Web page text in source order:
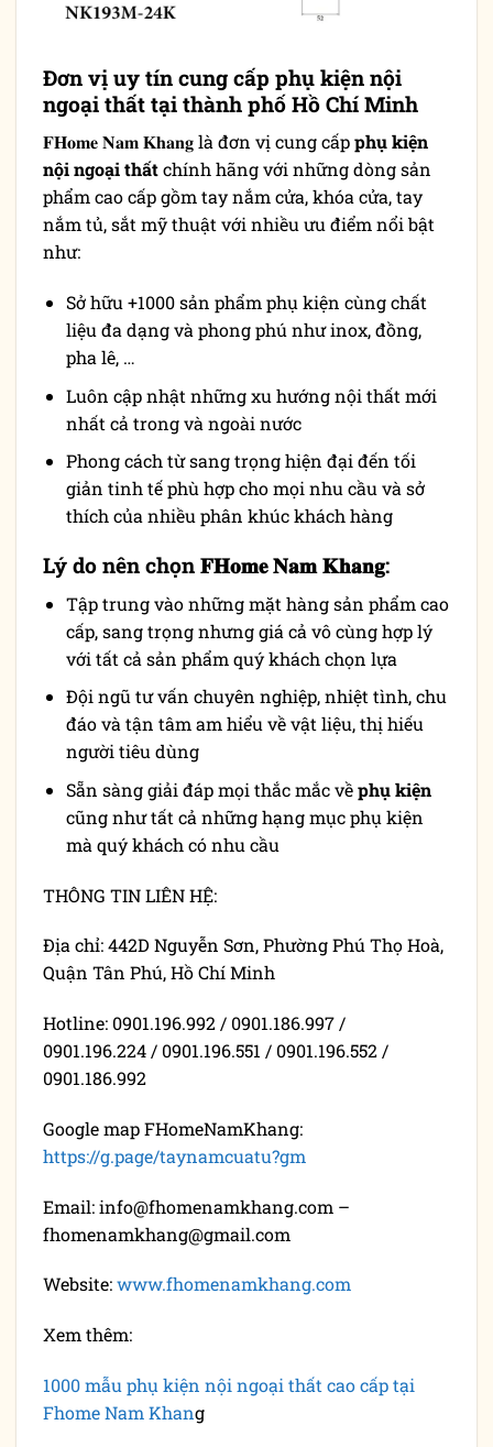
Đơn vị uy tín cung cấp phụ kiện nội
ngoại thất tại thành phố Hồ Chí Minh
𝐅𝐇𝐨𝐦𝐞 𝐍𝐚𝐦 𝐊𝐡𝐚𝐧𝐠 là đơn vị cung cấpphụ kiện
nội ngoại thấtchính hãng với những dòng sản
phẩm cao cấp gồm tay nắm cửa, khóa cửa, tay
nắm tủ, sắt mỹ thuật với nhiều ưu điểm nổi bật
như:
Sở hữu +1000 sản phẩm phụ kiện cùng chất
liệu đa dạng và phong phú như inox, đồng,
pha lê, …
Luôn cập nhật những xu hướng nội thất mới
nhất cả trong và ngoài nước
Phong cách từ sang trọng hiện đại đến tối
giản tinh tế phù hợp cho mọi nhu cầu và sở
thích của nhiều phân khúc khách hàng
Lý do nên chọn 𝐅𝐇𝐨𝐦𝐞 𝐍𝐚𝐦 𝐊𝐡𝐚𝐧𝐠:
Tập trung vào những mặt hàng sản phẩm cao
cấp, sang trọng nhưng giá cả vô cùng hợp lý
với tất cả sản phẩm quý khách chọn lựa
Đội ngũ tư vấn chuyên nghiệp, nhiệt tình, chu
đáo và tận tâm am hiểu về vật liệu, thị hiếu
người tiêu dùng
Sẵn sàng giải đáp mọi thắc mắc vềphụ kiện
cũng như tất cả những hạng mục phụ kiện
mà quý khách có nhu cầu
THÔNG TIN LIÊN HỆ:
Địa chỉ: 442D Nguyễn Sơn, Phường Phú Thọ Hoà,
Quận Tân Phú, Hồ Chí Minh
Hotline: 0901.196.992 / 0901.186.997 /
0901.196.224 / 0901.196.551 / 0901.196.552 /
0901.186.992
Google map FHomeNamKhang:
https://g.page/taynamcuatu?gm
Email: info@fhomenamkhang.com –
fhomenamkhang@gmail.com
Website:www.fhomenamkhang.com
Xem thêm:
1000 mẫu phụ kiện nội ngoại thất cao cấp tại
Fhome Nam Khang